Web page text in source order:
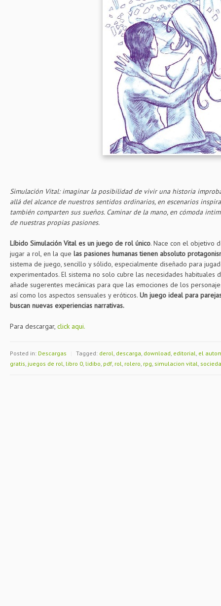
Simulación Vital: imaginar la posibilidad de vivir una historia
allá del alcance de nuestros sentidos ordinarios, en escenarios
también comparten sus sueños. Caminar de la mano, en cómoda
de nuestras propias pasiones.
Líbido Simulación Vital es un juego de rol único. Nace con el objetivo
jugar a rol, en la que las pasiones humanas tienen absoluto
sistema de juego, sencillo y sólido, especialmente diseñado para
experimentados. El sistema no solo cubre las necesidades habituales
añade sugerentes mecánicas para que las emociones de los
así como los aspectos sensuales y eróticos. Un juego ideal para
buscan nuevas experiencias narrativas.
Para descargar, click aqui.
Posted in: Descargas Tagged: derol, descarga, download, editorial, el
gratis, juegos de rol, libro 0, lidibo, pdf, rol, rolero, rpg, simulacion vital,